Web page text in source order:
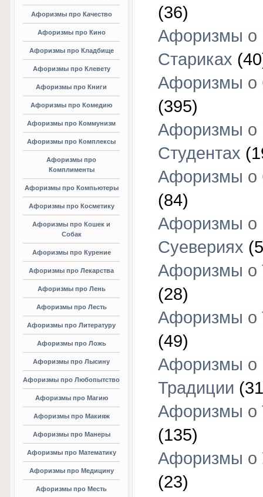
Афоризмы про Качество
Афоризмы про Кино
Афоризмы про Кладбище
Афоризмы про Клевету
Афоризмы про Книги
Афоризмы про Комедию
Афоризмы про Коммунизм
Афоризмы про Комплексы
Афоризмы про
Комплименты
Афоризмы про Компьютеры
Афоризмы про Косметику
Афоризмы про Кошек и
Собак
Афоризмы про Курение
Афоризмы про Лекарства
Афоризмы про Лень
Афоризмы про Лесть
Афоризмы про Литературу
Афоризмы про Ложь
Афоризмы про Лысину
Афоризмы про Любопытство
Афоризмы про Магию
Афоризмы про Макияж
Афоризмы про Манеры
Афоризмы про Математику
Афоризмы про Медицину
Афоризмы про Месть
(36)
Афоризмы о
Стариках
Афоризмы о
(395)
Афоризмы о
Студентах
Афоризмы о
(84)
Афоризмы о
Суевериях
Афоризмы о
(28)
Афоризмы о
(49)
Афоризмы о
Традиции
Афоризмы о
(135)
Афоризмы о
(23)